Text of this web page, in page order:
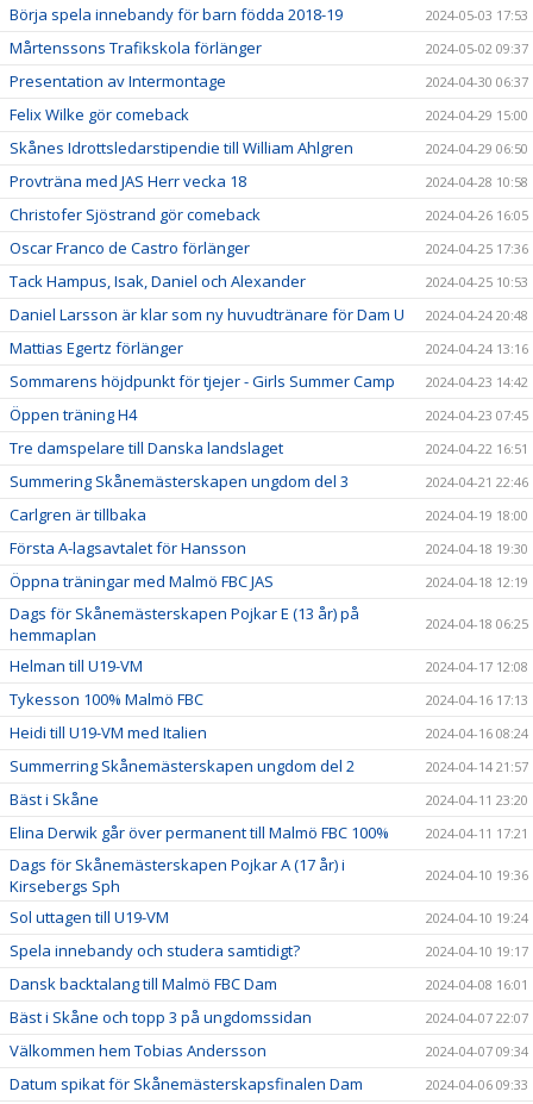
Börja spela innebandy för barn födda 2018-19 2024-05-03 17:53
Mårtenssons Trafikskola förlänger 2024-05-02 09:37
Presentation av Intermontage 2024-04-30 06:37
Felix Wilke gör comeback 2024-04-29 15:00
Skånes Idrottsledarstipendie till William Ahlgren 2024-04-29 06:50
Provträna med JAS Herr vecka 18 2024-04-28 10:58
Christofer Sjöstrand gör comeback 2024-04-26 16:05
Oscar Franco de Castro förlänger 2024-04-25 17:36
Tack Hampus, Isak, Daniel och Alexander 2024-04-25 10:53
Daniel Larsson är klar som ny huvudtränare för Dam U 2024-04-24 20:48
Mattias Egertz förlänger 2024-04-24 13:16
Sommarens höjdpunkt för tjejer - Girls Summer Camp 2024-04-23 14:42
Öppen träning H4 2024-04-23 07:45
Tre damspelare till Danska landslaget 2024-04-22 16:51
Summering Skånemästerskapen ungdom del 3 2024-04-21 22:46
Carlgren är tillbaka 2024-04-19 18:00
Första A-lagsavtalet för Hansson 2024-04-18 19:30
Öppna träningar med Malmö FBC JAS 2024-04-18 12:19
Dags för Skånemästerskapen Pojkar E (13 år) på
hemmaplan
2024-04-18 06:25
Helman till U19-VM 2024-04-17 12:08
Tykesson 100% Malmö FBC 2024-04-16 17:13
Heidi till U19-VM med Italien 2024-04-16 08:24
Summerring Skånemästerskapen ungdom del 2 2024-04-14 21:57
Bäst i Skåne 2024-04-11 23:20
Elina Derwik går över permanent till Malmö FBC 100% 2024-04-11 17:21
Dags för Skånemästerskapen Pojkar A (17 år) i
Kirsebergs Sph
2024-04-10 19:36
Sol uttagen till U19-VM 2024-04-10 19:24
Spela innebandy och studera samtidigt? 2024-04-10 19:17
Dansk backtalang till Malmö FBC Dam 2024-04-08 16:01
Bäst i Skåne och topp 3 på ungdomssidan 2024-04-07 22:07
Välkommen hem Tobias Andersson 2024-04-07 09:34
Datum spikat för Skånemästerskapsfinalen Dam 2024-04-06 09:33